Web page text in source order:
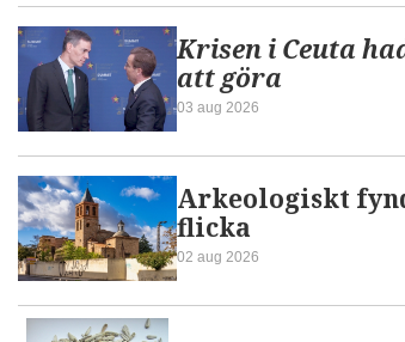
Krisen i Ceuta
att göra
03 aug 2026
Arkeologiskt
flicka
02 aug 2026